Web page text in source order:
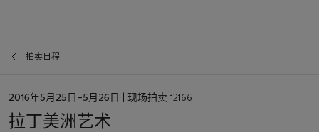
拍卖日程
日
2016年5月25日–5月26日 | 现场拍卖 12166
拉丁美洲艺术